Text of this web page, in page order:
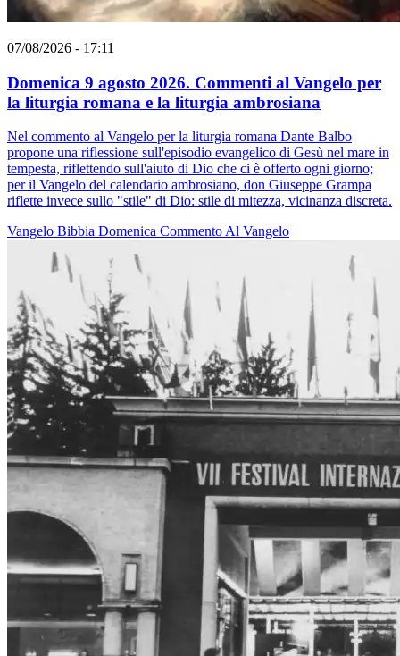
07/08/2026 - 17:11
Domenica 9 agosto 2026. Commenti al Vangelo per
la liturgia romana e la liturgia ambrosiana
Nel commento al Vangelo per la liturgia romana Dante Balbo
propone una riflessione sull'episodio evangelico di Gesù nel mare in
tempesta, riflettendo sull'aiuto di Dio che ci è offerto ogni giorno;
per il Vangelo del calendario ambrosiano, don Giuseppe Grampa
riflette invece sullo "stile" di Dio: stile di mitezza, vicinanza discreta.
Vangelo Bibbia Domenica Commento Al Vangelo